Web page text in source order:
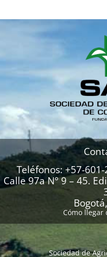
Teléfonos: +57-
Calle 97a N° 9 – 45.
Cómo llegar
Sociedad de